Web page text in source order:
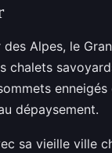
Alpes, le
chalets
dépaysement.
sa vieille ville